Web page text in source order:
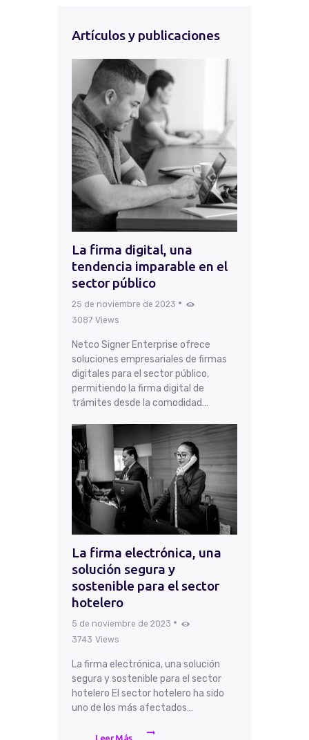
Artículos y publicaciones
La firma digital, una
tendencia imparable en el
sector público
25 de noviembre de 2023
3087 Views
Netco Signer Enterprise ofrece
soluciones empresariales de firmas
digitales para el sector público,
permitiendo la firma digital de
trámites desde la comodidad…
La firma electrónica, una
solución segura y
sostenible para el sector
hotelero
5 de noviembre de 2023
3743 Views
La firma electrónica, una solución
segura y sostenible para el sector
hotelero El sector hotelero ha sido
uno de los más afectados…
Leer Más